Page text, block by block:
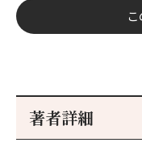
著者詳細